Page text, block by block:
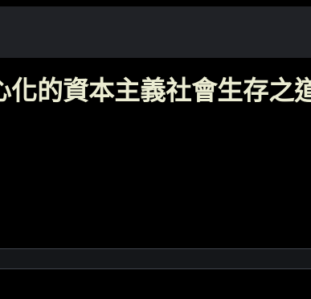
的資本主義社會生存之